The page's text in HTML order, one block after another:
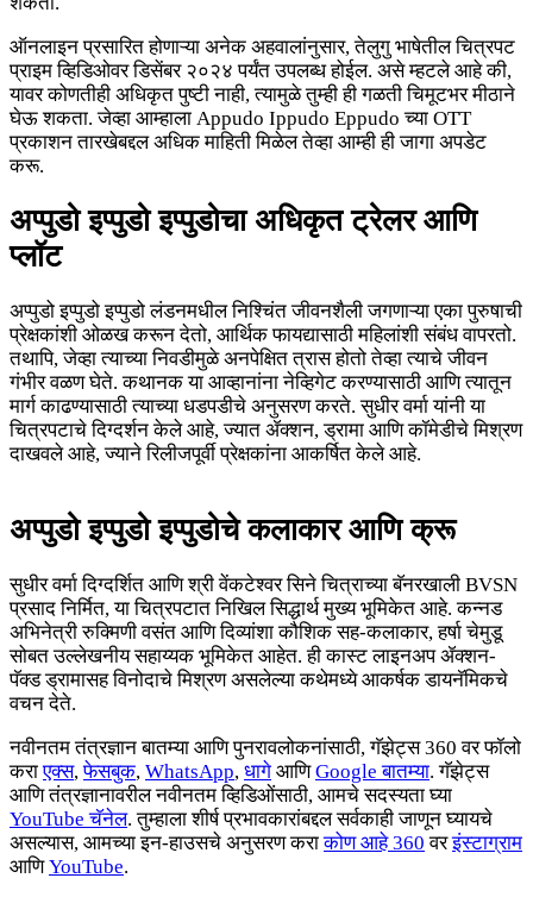
ऑनलाइन प्रसारित होणाऱ्या अनेक अहवालांनुसार, तेलुगु भाषेतील चित्रपट
प्राइम व्हिडिओवर डिसेंबर २०२४ पर्यंत उपलब्ध होईल. असे म्हटले आहे की,
यावर कोणतीही अधिकृत पुष्टी नाही, त्यामुळे तुम्ही ही गळती चिमूटभर मीठाने
घेऊ शकता. जेव्हा आम्हाला Appudo Ippudo Eppudo च्या OTT
प्रकाशन तारखेबद्दल अधिक माहिती मिळेल तेव्हा आम्ही ही जागा अपडेट
करू.
अप्पुडो इप्पुडो इप्पुडोचा अधिकृत ट्रेलर आणि
प्लॉट
अप्पुडो इप्पुडो इप्पुडो लंडनमधील निश्चिंत जीवनशैली जगणाऱ्या एका पुरुषाची
प्रेक्षकांशी ओळख करून देतो, आर्थिक फायद्यासाठी महिलांशी संबंध वापरतो.
तथापि, जेव्हा त्याच्या निवडीमुळे अनपेक्षित त्रास होतो तेव्हा त्याचे जीवन
गंभीर वळण घेते. कथानक या आव्हानांना नेव्हिगेट करण्यासाठी आणि त्यातून
मार्ग काढण्यासाठी त्याच्या धडपडीचे अनुसरण करते. सुधीर वर्मा यांनी या
चित्रपटाचे दिग्दर्शन केले आहे, ज्यात ॲक्शन, ड्रामा आणि कॉमेडीचे मिश्रण
दाखवले आहे, ज्याने रिलीजपूर्वी प्रेक्षकांना आकर्षित केले आहे.
अप्पुडो इप्पुडो इप्पुडोचे कलाकार आणि क्रू
सुधीर वर्मा दिग्दर्शित आणि श्री वेंकटेश्वर सिने चित्राच्या बॅनरखाली BVSN
प्रसाद निर्मित, या चित्रपटात निखिल सिद्धार्थ मुख्य भूमिकेत आहे. कन्नड
अभिनेत्री रुक्मिणी वसंत आणि दिव्यांशा कौशिक सह-कलाकार, हर्षा चेमुडू
सोबत उल्लेखनीय सहाय्यक भूमिकेत आहेत. ही कास्ट लाइनअप ॲक्शन-
पॅक्ड ड्रामासह विनोदाचे मिश्रण असलेल्या कथेमध्ये आकर्षक डायनॅमिकचे
वचन देते.
नवीनतम तंत्रज्ञान बातम्या आणि पुनरावलोकनांसाठी, गॅझेट्स 360 वर फॉलो
कराएक्स,फेसबुक, WhatsApp, धागे आणिGoogle बातम्या. गॅझेट्स
आणि तंत्रज्ञानावरील नवीनतम व्हिडिओंसाठी, आमचे सदस्यता घ्या
YouTube चॅनेल. तुम्हाला शीर्ष प्रभावकारांबद्दल सर्वकाही जाणून घ्यायचे
असल्यास, आमच्या इन-हाउसचे अनुसरण कराकोण आहे 360 वरइंस्टाग्राम
आणिYouTube.